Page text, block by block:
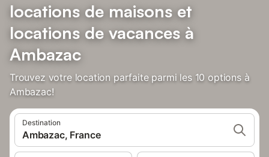
locations de maisons et
locations de vacances à
Ambazac
Trouvez votre location parfaite parmi les 10 options à
Ambazac!
Destination
Ambazac, France